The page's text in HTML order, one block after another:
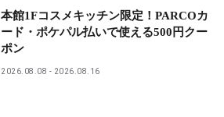
本館1Fコスメキッチン限定！PARCOカ
ード・ポケパル払いで使える500円クー
ポン
2026.08.08 2026.08.16